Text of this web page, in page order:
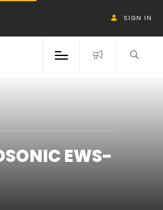
SIGN IN
EWS-